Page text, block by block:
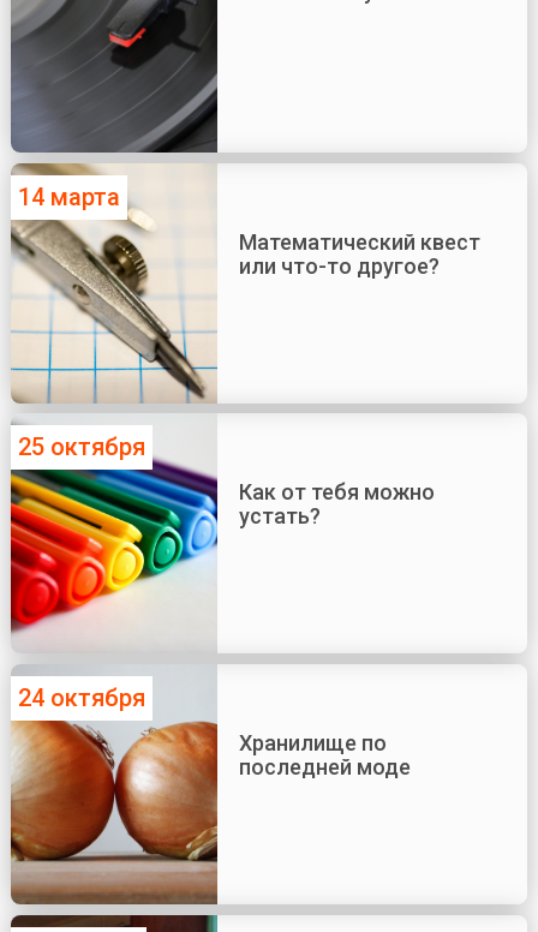
14 марта
Математический квест
или что-то другое?
25 октября
Как от тебя можно
устать?
24 октября
Хранилище по
последней моде